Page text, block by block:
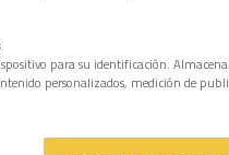
para su identificación.
personalizados, medición de